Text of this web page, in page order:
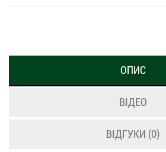
ОПИС
ВІДЕО
ВІДГУКИ (0)